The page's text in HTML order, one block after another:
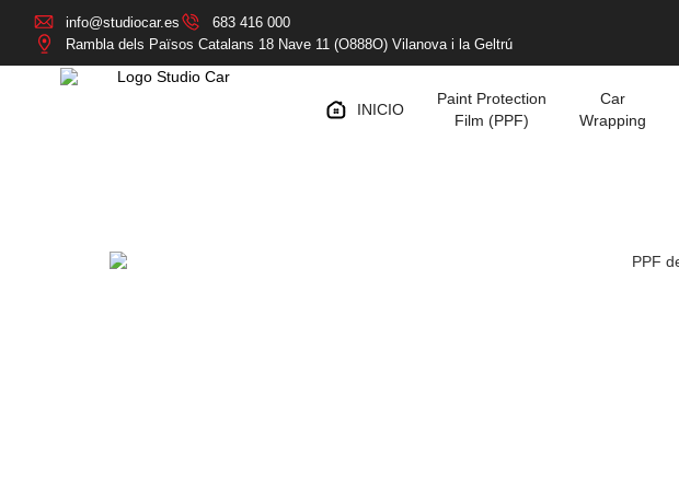
info@studiocar.es
683 416 000
Rambla dels Països Catalans 18 Nave 11 (O888O) Vilanova i la Geltrú
INICIO
Paint Protection
Film (PPF)
Car
Wrapping